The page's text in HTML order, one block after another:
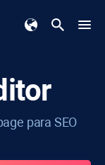
para SEO